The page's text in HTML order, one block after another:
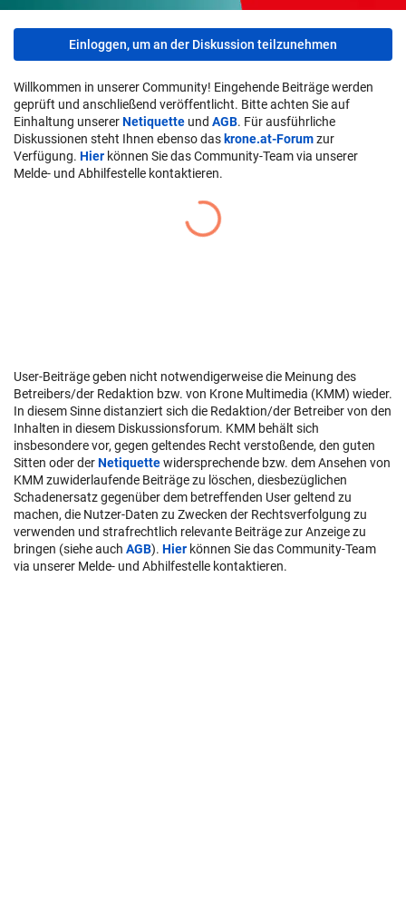
Einloggen, um an der Diskussion teilzunehmen
Willkommen in unserer Community! Eingehende Beiträge werden
geprüft und anschließend veröffentlicht. Bitte achten Sie auf
Einhaltung unsererNetiquette und AGB. Für ausführliche
Diskussionen steht Ihnen ebenso das krone.at-Forumzur
Verfügung. Hier können Sie das Community-Team via unserer
Melde- und Abhilfestelle kontaktieren.
User-Beiträge geben nicht notwendigerweise die Meinung des
Betreibers/der Redaktion bzw. von Krone Multimedia (KMM) wieder.
In diesem Sinne distanziert sich die Redaktion/der Betreiber von den
Inhalten in diesem Diskussionsforum. KMM behält sich
insbesondere vor, gegen geltendes Recht verstoßende, den guten
Sitten oder derNetiquettewidersprechende bzw. dem Ansehen von
KMM zuwiderlaufende Beiträge zu löschen, diesbezüglichen
Schadenersatz gegenüber dem betreffenden User geltend zu
machen, die Nutzer-Daten zu Zwecken der Rechtsverfolgung zu
verwenden und strafrechtlich relevante Beiträge zur Anzeige zu
bringen (siehe auch AGB). Hier können Sie das Community-Team
via unserer Melde- und Abhilfestelle kontaktieren.